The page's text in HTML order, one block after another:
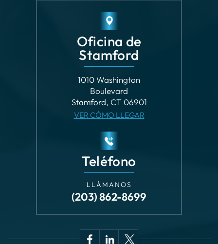
Oficina de
Stamford
1010 Washington
Boulevard
Stamford, CT 06901
VER CÓMO LLEGAR
Teléfono
LLÁMANOS
(203) 862-8699
Derechos de autor © 2026 Sakkas Cahn & Weiss •